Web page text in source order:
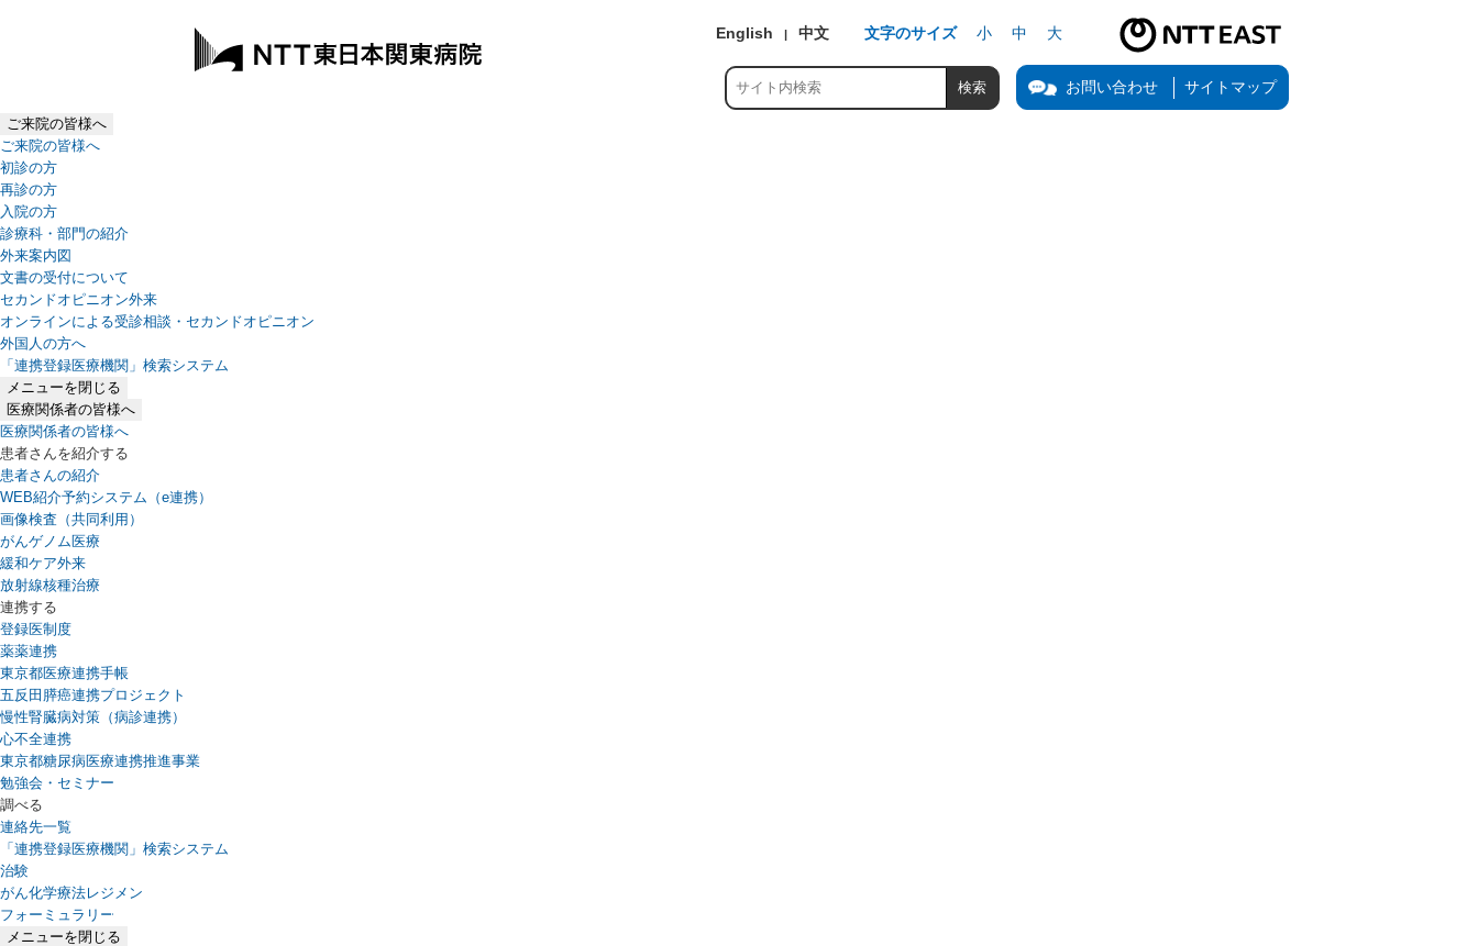
English 中文 文字のサイズ 小 中 大
NTT東日本公式サイト（新しいタブで開きます）
お問い合わせ サイトマップ
ご来院の皆様へ
ご来院の皆様へ
初診の方
再診の方
入院の方
診療科・部門の紹介
外来案内図
文書の受付について
セカンドオピニオン外来
オンラインによる受診相談・セカンドオピニオン
外国人の方へ
「連携登録医療機関」検索システム
（新しいタブで開きます）
メニューを閉じる
医療関係者の皆様へ
医療関係者の皆様へ
患者さんを紹介する
患者さんの紹介
WEB紹介予約システム（e連携）
（新しいタブで開きます）
画像検査（共同利用）
がんゲノム医療
緩和ケア外来
放射線核種治療
連携する
登録医制度
薬薬連携
東京都医療連携手帳
五反田膵癌連携プロジェクト
慢性腎臓病対策（病診連携）
心不全連携
東京都糖尿病医療連携推進事業
勉強会・セミナー
調べる
連絡先一覧
「連携登録医療機関」検索システム
（新しいタブで開きます）
治験
がん化学療法レジメン
フォーミュラリー
（PDFファイル、新しいタブで開きます）
メニューを閉じる